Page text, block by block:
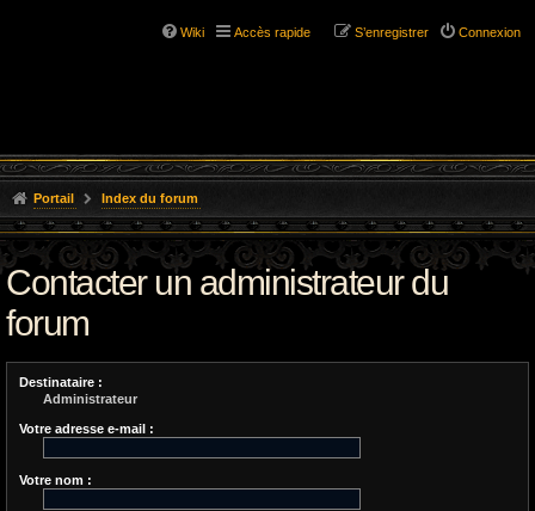
Wiki Accès rapide Connexion
S’enregistrer
Portail Index du forum
Contacter un administrateur du
forum
Destinataire :
Administrateur
Votre adresse e-mail :
Votre nom :